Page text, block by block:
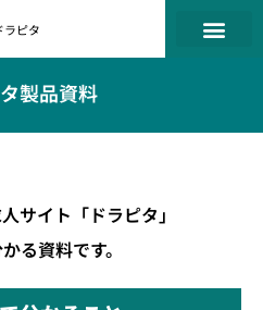
ラピタ
製品資料
サイト「ドラピタ」
る資料です。